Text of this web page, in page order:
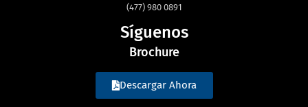
(477) 980 0891
Síguenos
Brochure
Descargar Ahora